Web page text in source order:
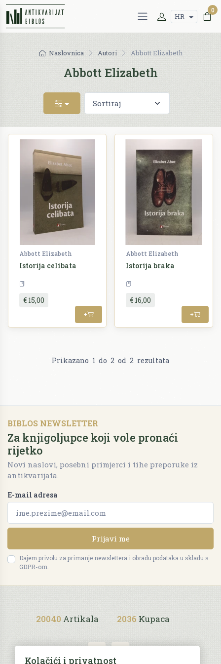
HR
0
Naslovnica Autori Abbott Elizabeth
Abbott Elizabeth
Abbott Elizabeth
Istorija celibata
€ 15,00
+
Abbott Elizabeth
Istorija braka
€ 16,00
+
Prikazano 1 do 2 od 2 rezultata
BIBLOS NEWSLETTER
Za knjigoljupce koji vole pronaći
rijetko
Novi naslovi, posebni primjerci i tihe preporuke iz
antikvarijata.
E-mail adresa
Prijavi me
Dajem privolu za primanje newslettera i obradu podataka u skladu s
GDPR-om.
20040 Artikala 2036 Kupaca
Kolačići i privatnost